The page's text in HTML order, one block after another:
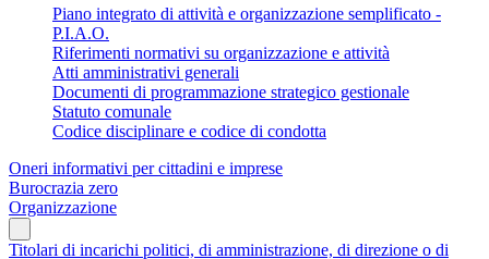
Piano integrato di attività e organizzazione semplificato -
P.I.A.O.
Riferimenti normativi su organizzazione e attività
Atti amministrativi generali
Documenti di programmazione strategico gestionale
Statuto comunale
Codice disciplinare e codice di condotta
Oneri informativi per cittadini e imprese
Burocrazia zero
Organizzazione
Titolari di incarichi politici, di amministrazione, di direzione o di